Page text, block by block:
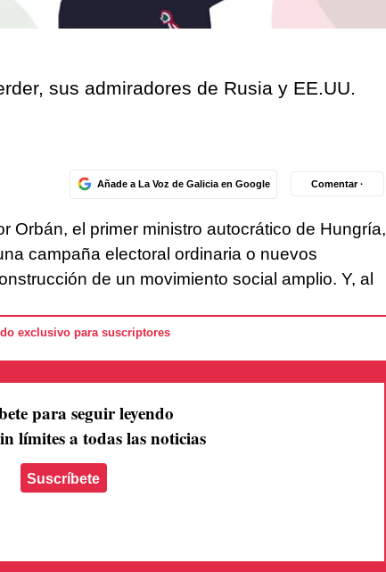
sus admiradores de Rusia y EE.UU.
Añade a La Voz de Galicia en Google Comentar ·
Orbán, el primer ministro autocrático de Hungría,
campaña electoral ordinaria o nuevos
de un movimiento social amplio. Y, al
exclusivo para suscriptores
para seguir leyendo
límites a todas las noticias
Suscríbete